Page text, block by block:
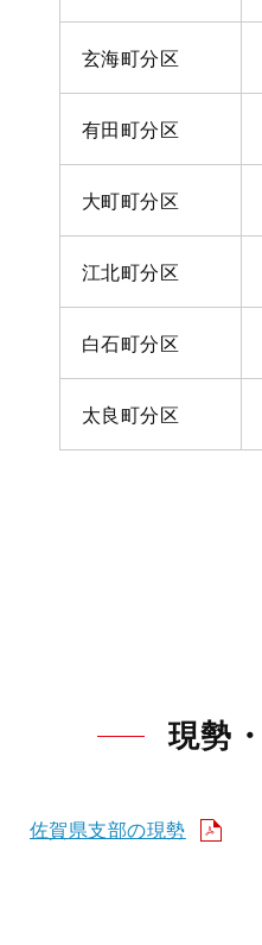
玄海町分区
有田町分区
大町町分区
江北町分区
白石町分区
太良町分区
現勢
佐賀県支部の現勢